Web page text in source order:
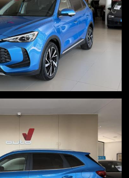
corsia
il nostro sito www.autov.it
tuo usato
Italia, isole comprese, salvo accordo